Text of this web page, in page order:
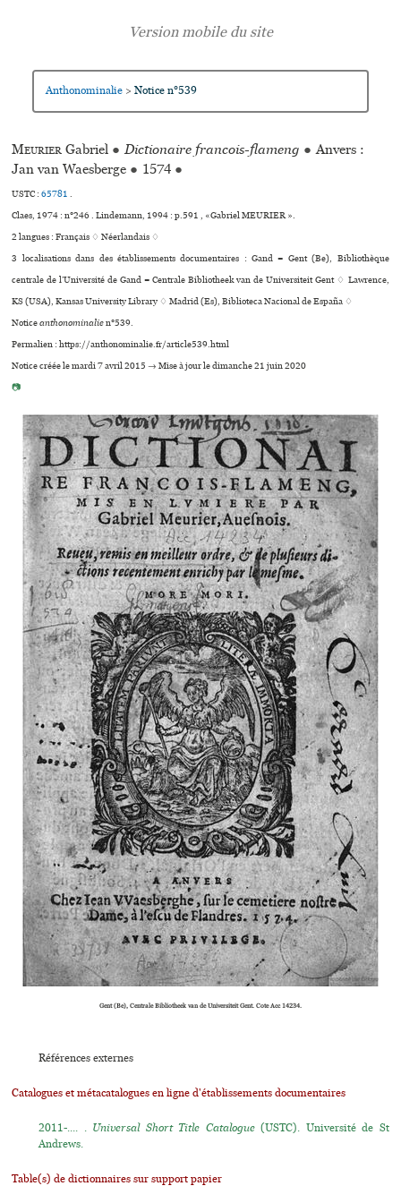
Anthonominalie > Notice n°539
Meurier Gabriel ● Dictionaire francois-flameng ● Anvers :
Jan van Waesberge ● 1574 ●
USTC :65781.
Claes, 1974 : n°246 . Lindemann, 1994 : p.591 , «Gabriel MEURIER ».
2 langues :Français ♢Néerlandais ♢
3 localisations dans des établissements documentaires : Gand = Gent (Be), Bibliothèque
centrale de l’Université de Gand = Centrale Bibliotheek van de Universiteit Gent ♢ Lawrence,
KS (USA), Kansas University Library ♢ Madrid (Es), Biblioteca Nacional de España ♢
Noticeanthonominalien°539.
Permalien : https://anthonominalie.fr/article539.html
Notice créée le mardi 7 avril 2015 → Mise à jour le dimanche 21 juin 2020
📷
Gent (Be), Centrale Bibliotheek van de Universiteit Gent. Cote Acc 14234.
Références externes
Catalogues et métacatalogues en ligne d'établissements documentaires
2011-.... . Universal Short Title Catalogue(USTC). Université de St
Andrews.
Table(s) de dictionnaires sur support papier